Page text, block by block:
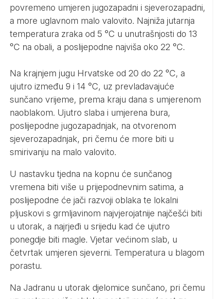
povremeno umjeren jugozapadni i sjeverozapadni,
a more uglavnom malo valovito. Najniža jutarnja
temperatura zraka od 5 °C u unutrašnjosti do 13
°C na obali, a poslijepodne najviša oko 22 °C.
Na krajnjem jugu Hrvatske od 20 do 22 °C, a
ujutro između 9 i 14 °C, uz prevladavajuće
sunčano vrijeme, prema kraju dana s umjerenom
naoblakom. Ujutro slaba i umjerena bura,
poslijepodne jugozapadnjak, na otvorenom
sjeverozapadnjak, pri čemu će more biti u
smirivanju na malo valovito.
U nastavku tjedna na kopnu će sunčanog
vremena biti više u prijepodnevnim satima, a
poslijepodne će jači razvoji oblaka te lokalni
pljuskovi s grmljavinom najvjerojatnije najčešći biti
u utorak, a najrjeđi u srijedu kad će ujutro
ponegdje biti magle. Vjetar većinom slab, u
četvrtak umjeren sjeverni. Temperatura u blagom
porastu.
Na Jadranu u utorak djelomice sunčano, pri čemu